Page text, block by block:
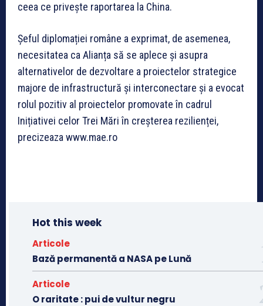
ceea ce privește raportarea la China.
Șeful diplomației române a exprimat, de asemenea,
necesitatea ca Alianța să se aplece și asupra
alternativelor de dezvoltare a proiectelor strategice
majore de infrastructură și interconectare și a evocat
rolul pozitiv al proiectelor promovate în cadrul
Inițiativei celor Trei Mări în creșterea rezilienței,
precizeaza www.mae.ro
Hot this week
Articole
Bază permanentă a NASA pe Lună
Articole
O raritate : pui de vultur negru